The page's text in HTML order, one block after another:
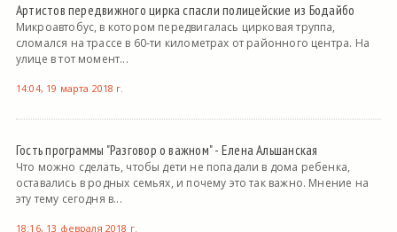
Артистов передвижного цирка спасли полицейские из Бодайбо
Микроавтобус, в котором передвигалась цирковая труппа,
сломался на трассе в 60-ти километрах от районного центра. На
улице в тот момент...
14:04, 19 марта 2018 г.
Гость программы "Разговор о важном" - Елена Альшанская
Что можно сделать, чтобы дети не попадали в дома ребенка,
оставались в родных семьях, и почему это так важно. Мнение на
эту тему сегодня в...
18:16, 13 февраля 2018 г.